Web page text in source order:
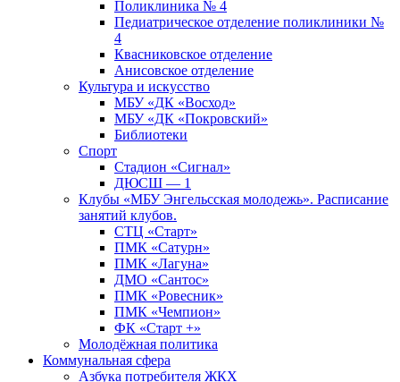
Поликлиника № 4
Педиатрическое отделение поликлиники №
4
Квасниковское отделение
Анисовское отделение
Культура и искусство
МБУ «ДК «Восход»
МБУ «ДК «Покровский»
Библиотеки
Спорт
Стадион «Сигнал»
ДЮСШ — 1
Клубы «МБУ Энгельсская молодежь». Расписание
занятий клубов.
СТЦ «Старт»
ПМК «Сатурн»
ПМК «Лагуна»
ДМО «Сантос»
ПМК «Ровесник»
ПМК «Чемпион»
ФК «Старт +»
Молодёжная политика
Коммунальная сфера
Азбука потребителя ЖКХ